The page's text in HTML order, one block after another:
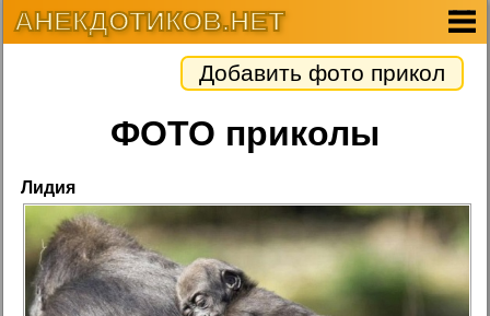
АНЕКДОТИКОВ.НЕТ
Добавить фото прикол
ФОТО приколы
Лидия